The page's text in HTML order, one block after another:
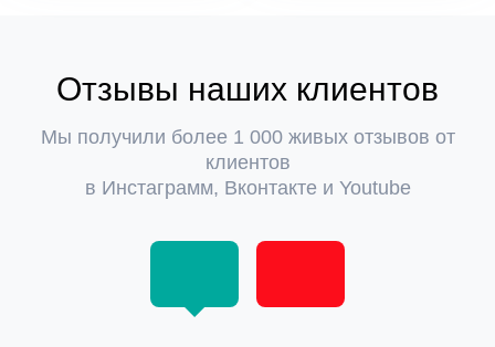
Отзывы наших клиентов
Мы получили более 1 000 живых отзывов от
клиентов
в Инстаграмм, Вконтакте и Youtube